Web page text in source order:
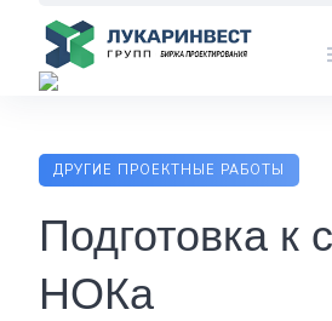
content
ДРУГИЕ ПРОЕКТНЫЕ РАБОТЫ
Подготовка к
НОКа